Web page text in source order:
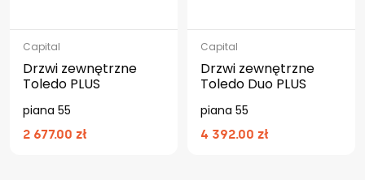
Capital
Drzwi zewnętrzne
Toledo PLUS
piana 55
2 677.00 zł
Capital
Drzwi zewnętrzne
Toledo Duo PLUS
piana 55
4 392.00 zł